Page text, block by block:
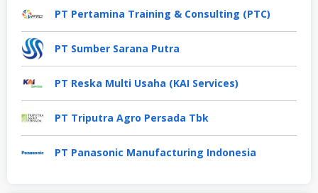
PT Pertamina Training & Consulting (PTC)
PT Sumber Sarana Putra
PT Reska Multi Usaha (KAI Services)
PT Triputra Agro Persada Tbk
PT Panasonic Manufacturing Indonesia